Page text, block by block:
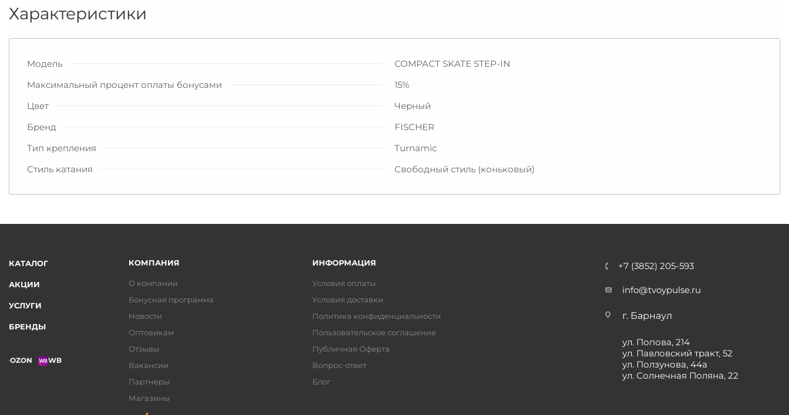
Характеристики
Модель
COMPACT SKATE STEP-IN
Максимальный процент оплаты бонусами
15%
Цвет
Черный
Бренд
FISCHER
Тип крепления
Turnamic
Стиль катания
Свободный стиль (коньковый)
КАТАЛОГ
АКЦИИ
УСЛУГИ
БРЕНДЫ
OZON WB
КОМПАНИЯ
О компании
Бонусная программа
Новости
Оптовикам
Отзывы
Вакансии
Партнеры
Магазины
ИНФОРМАЦИЯ
Условия оплаты
Условия доставки
Политика конфиденциальности
Пользовательское соглашение
Публичная Оферта
Вопрос-ответ
Блог
+7 (3852) 205-593
info@tvoypulse.ru
г. Барнаул
ул. Попова, 214
ул. Павловский тракт, 52
ул. Ползунова, 44а
ул. Солнечная Поляна, 22